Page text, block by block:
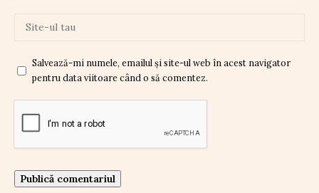
Salvează-mi numele, emailul și site-ul web în acest navigator
pentru data viitoare când o să comentez.